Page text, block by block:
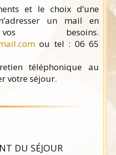
et le choix d’une
un mail en
besoins.
ou tel : 06 65
téléphonique au
votre séjour.
DU SÉJOUR